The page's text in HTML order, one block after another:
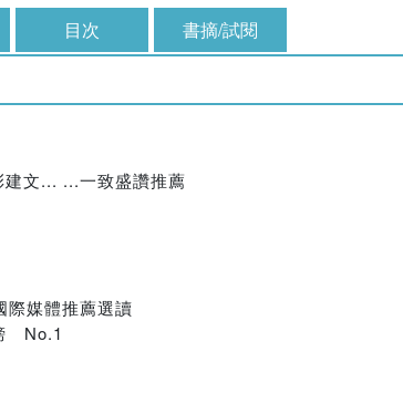
目次 書摘/試閱
文... ...一致盛讚推薦
媒體推薦選讀
No.1